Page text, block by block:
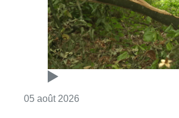
05 août 2026